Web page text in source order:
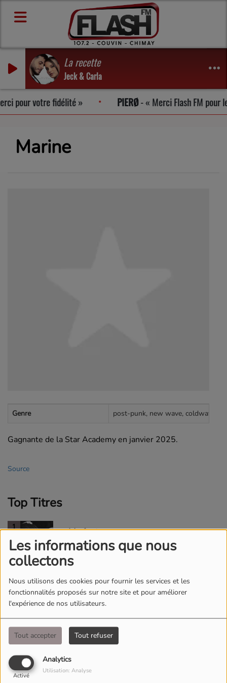
Les informations que nous
collectons
Nous utilisons des cookies pour fournir les services et les
fonctionnalités proposés sur notre site et pour améliorer
l'expérience de nos utilisateurs.
Tout accepter Tout refuser
Analytics
Activé
Utilisation: Analyse
La recette
Jeck & Carla
pour votre fidélité PIERØ- Merci Flash FM pour le
Marine
Genre post-punk, new wave, coldwave,
Gagnante de la Star Academy en janvier 2025.
Source
Top Titres
1 Ma faute
2 Coeur maladroit
3 Life in Reverse
4